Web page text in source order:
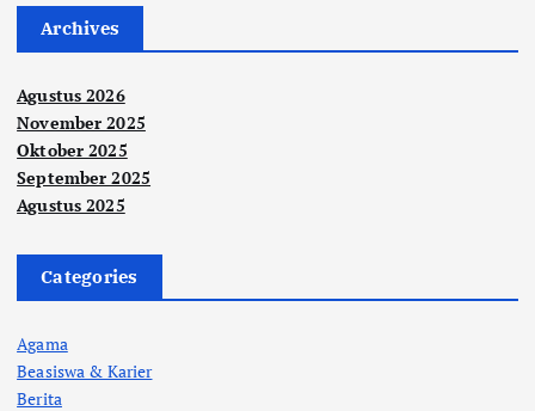
Archives
Agustus 2026
November 2025
Oktober 2025
September 2025
Agustus 2025
Categories
Agama
Beasiswa & Karier
Berita